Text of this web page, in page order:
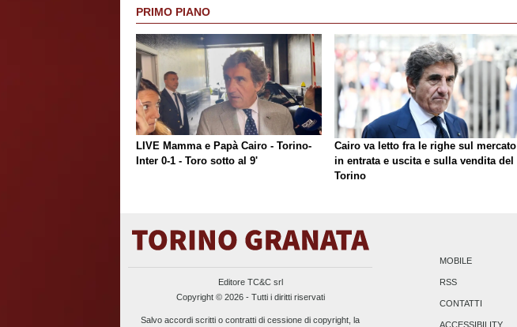
PRIMO PIANO
LIVE Mamma e Papà Cairo - Torino-
Inter 0-1 - Toro sotto al 9'
Cairo va letto fra le righe sul mercato
in entrata e uscita e sulla vendita del
Torino
Editore TC&C srl
Copyright © 2026 - Tutti i diritti riservati
Salvo accordi scritti o contratti di cessione di copyright, la
MOBILE
RSS
CONTATTI